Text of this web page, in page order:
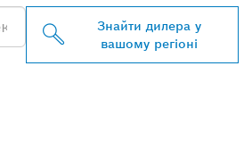
Знайти дилера у
вашому регіоні